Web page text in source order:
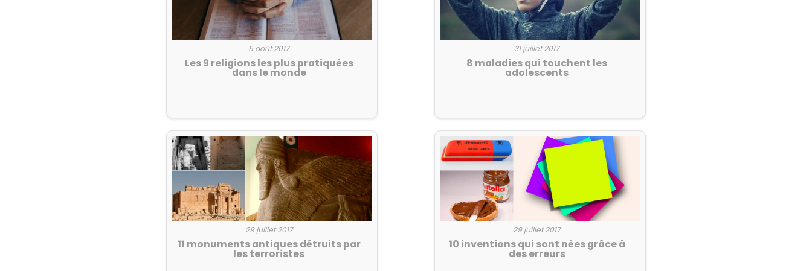
5 août 2017
Les 9 religions les plus pratiquées
dans le monde
31 juillet 2017
8 maladies qui touchent les
adolescents
29 juillet 2017
11 monuments antiques détruits par
les terroristes
29 juillet 2017
10 inventions qui sont nées grâce à
des erreurs